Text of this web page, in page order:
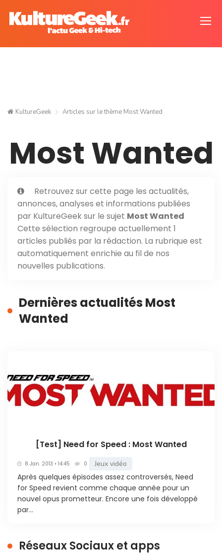
KultureGeek Articles sur le thème Most Wanted
Most Wanted
Retrouvez sur cette page les actualités,
annonces, analyses et informations publiées
par KultureGeek sur le sujet Most Wanted
Cette sélection regroupe actuellement 1
articles publiés par la rédaction. La rubrique est
automatiquement enrichie au fil de nos
nouvelles publications.
Dernières actualités Most
Wanted
[Test] Need for Speed : Most Wanted
8 Jan. 2013 • 14:45 0 Jeux vidéo
Après quelques épisodes assez controversés, Need
for Speed revient comme chaque année pour un
nouvel opus prometteur. Encore une fois développé
par...
Réseaux Sociaux et apps